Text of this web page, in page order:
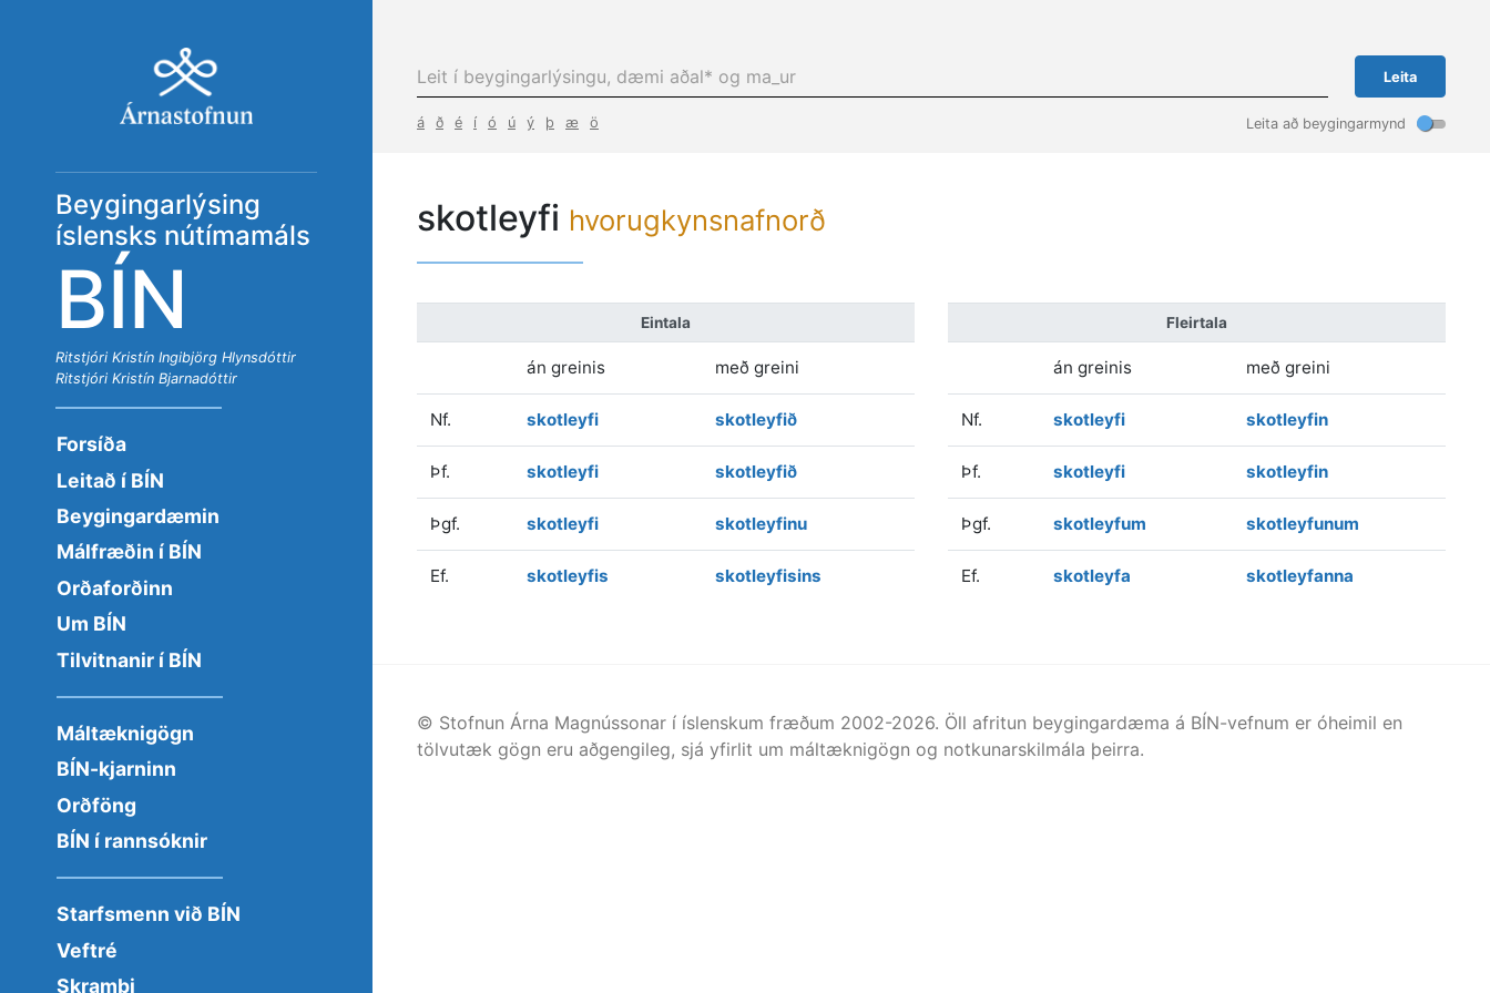
Beygingarlýsing
íslensks nútímamáls
BÍN
Ritstjóri Kristín Ingibjörg Hlynsdóttir
Ritstjóri Kristín Bjarnadóttir
Forsíða
Leitað í BÍN
Beygingardæmin
Málfræðin í BÍN
Orðaforðinn
Um BÍN
Tilvitnanir í BÍN
Máltæknigögn
BÍN-kjarninn
Orðföng
BÍN í rannsóknir
Starfsmenn við BÍN
Veftré
Skrambi
Leita
á ð é í ó ú ý þ æ ö Leita að beygingarmynd
skotleyfi hvorugkynsnafnorð
Eintala
án greinis með greini
Nf. skotleyfi skotleyfið
Þf. skotleyfi skotleyfið
Þgf. skotleyfi skotleyfinu
Ef. skotleyfis skotleyfisins
Fleirtala
án greinis með greini
Nf. skotleyfi skotleyfin
Þf. skotleyfi skotleyfin
Þgf. skotleyfum skotleyfunum
Ef. skotleyfa skotleyfanna
© Stofnun Árna Magnússonar í íslenskum fræðum 2002-2026. Öll afritun beygingardæma á BÍN-vefnum er óheimil en
tölvutæk gögn eru aðgengileg, sjá yfirlit um máltæknigögn og notkunarskilmála þeirra.